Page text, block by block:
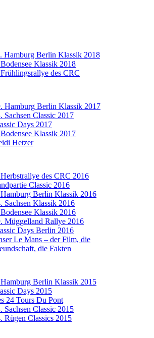
Hamburg Berlin Klassik 2018
Klassik 2018
des CRC
Hamburg Berlin Klassik 2017
Sachsen Classic 2017
Days 2017
Klassik 2017
Hetzer
des CRC 2016
Classic 2016
Berlin Klassik 2016
Sachsen Klassik 2016
Klassik 2016
Müggelland Rallye 2016
Days Berlin 2016
Le Mans – der Film, die
die Fakten
Berlin Klassik 2015
Days 2015
24 Tours Du Pont
Sachsen Classic 2015
Rügen Classics 2015